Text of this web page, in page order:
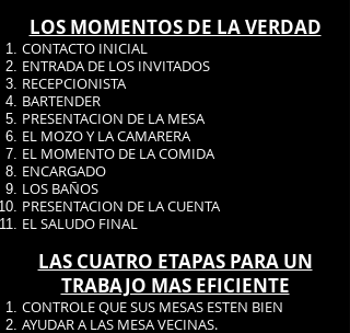
LOS MOMENTOS DE LA VERDAD
CONTACTO INICIAL
ENTRADA DE LOS INVITADOS
RECEPCIONISTA
BARTENDER
PRESENTACION DE LA MESA
EL MOZO Y LA CAMARERA
EL MOMENTO DE LA COMIDA
ENCARGADO
LOS BAÑOS
PRESENTACION DE LA CUENTA
EL SALUDO FINAL
LAS CUATRO ETAPAS PARA UN
TRABAJO MAS EFICIENTE
CONTROLE QUE SUS MESAS ESTEN BIEN
AYUDAR A LAS MESA VECINAS.